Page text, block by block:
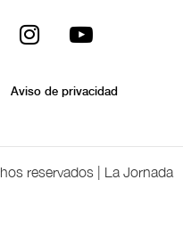
Aviso de privacidad
reservados | La Jornada